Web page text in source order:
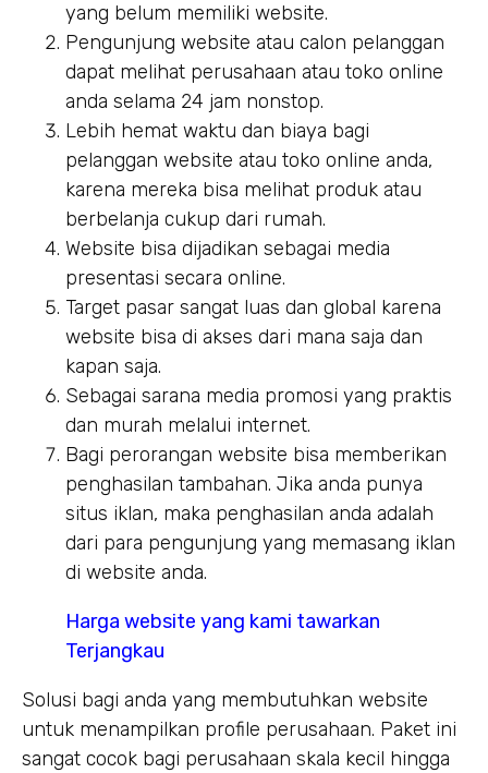
yang belum memiliki website.
Pengunjung website atau calon pelanggan
dapat melihat perusahaan atau toko online
anda selama 24 jam nonstop.
Lebih hemat waktu dan biaya bagi
pelanggan website atau toko online anda,
karena mereka bisa melihat produk atau
berbelanja cukup dari rumah.
Website bisa dijadikan sebagai media
presentasi secara online.
Target pasar sangat luas dan global karena
website bisa di akses dari mana saja dan
kapan saja.
Sebagai sarana media promosi yang praktis
dan murah melalui internet.
Bagi perorangan website bisa memberikan
penghasilan tambahan. Jika anda punya
situs iklan, maka penghasilan anda adalah
dari para pengunjung yang memasang iklan
di website anda.
Harga website yang kami tawarkan
Terjangkau
Solusi bagi anda yang membutuhkan website
untuk menampilkan profile perusahaan. Paket ini
sangat cocok bagi perusahaan skala kecil hingga